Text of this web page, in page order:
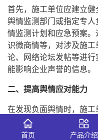
首先，施工单位应建立
舆情监测部门或指定专
情监测计划和应急预案
识微商情等，对涉及施
论、网络论坛发帖等进
能影响企业声誉的信息。
二、提高舆情应对能力
在发现负面舆情时，施
速组织相关部门和人员
时，要注意以下几点：
首页 产品介绍